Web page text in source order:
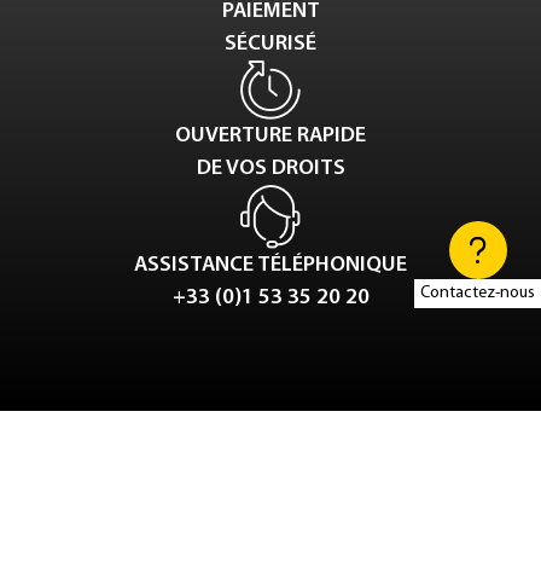
Contactez-nous
PAIEMENT
SÉCURISÉ
OUVERTURE RAPIDE
DE VOS DROITS
ASSISTANCE TÉLÉPHONIQUE
+33 (0)1 53 35 20 20